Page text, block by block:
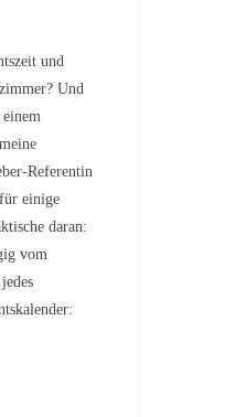
und
Und
Referentin
einige
daran:
vom